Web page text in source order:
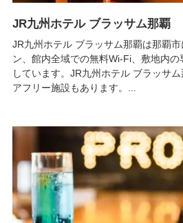
JR九州ホテル ブラッサム那覇
JR九州ホテル ブラッサム那覇は那覇
ン、館内全域での無料Wi-Fi、敷地内
しています。JR九州ホテル ブラッサ
アフリー施設もあります。...